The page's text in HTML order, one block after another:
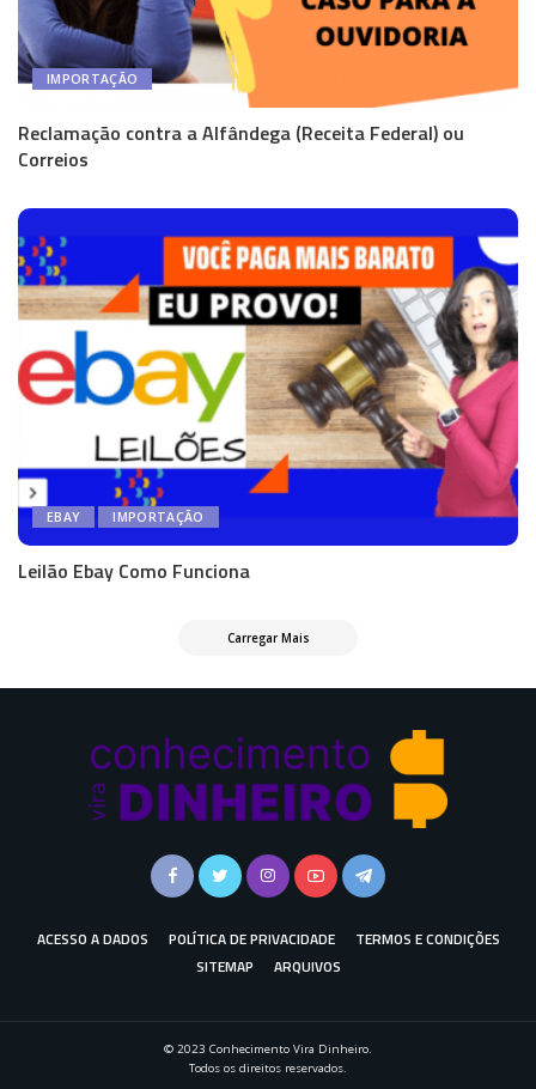
IMPORTAÇÃO
Reclamação contra a Alfândega (Receita Federal) ou
Correios
EBAY IMPORTAÇÃO
Leilão Ebay Como Funciona
Carregar Mais
ACESSO A DADOS POLÍTICA DE PRIVACIDADE
TERMOS E CONDIÇÕES
SITEMAP
ARQUIVOS
© 2023 Conhecimento Vira Dinheiro.
Todos os direitos reservados.